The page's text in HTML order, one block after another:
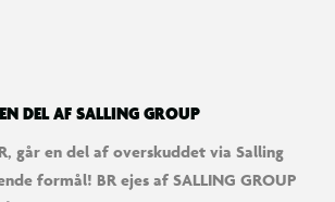
DEL AF SALLING GROUP
går en del af overskuddet via Salling
formål! BR ejes af SALLING GROUP